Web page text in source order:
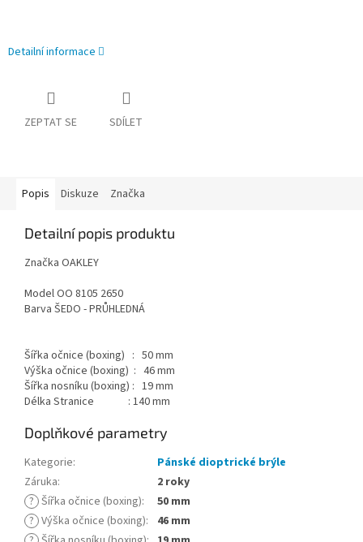
Detailní informace
ZEPTAT SE SDÍLET
Popis Diskuze Značka
Detailní popis produktu
Značka OAKLEY
Model OO 8105 2650
Barva ŠEDO - PRŮHLEDNÁ
Šířka očnice (boxing) : 50 mm
Výška očnice (boxing) : 46 mm
Šířka nosníku (boxing) : 19 mm
Délka Stranice : 140 mm
Doplňkové parametry
Kategorie:
Pánské dioptrické brýle
Záruka:
2 roky
? Šířka očnice (boxing):
50 mm
? Výška očnice (boxing):
46 mm